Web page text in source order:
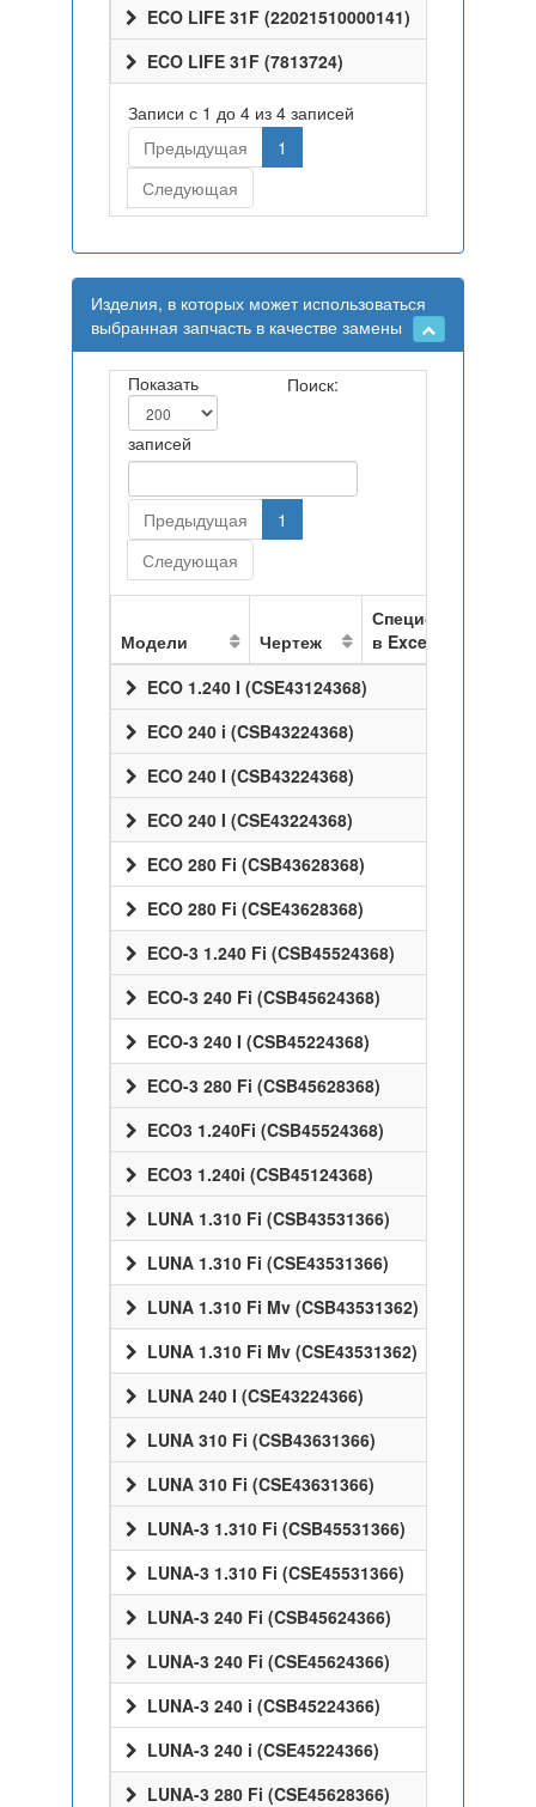
ECO LIFE 31F (22021510000141)
ECO LIFE 31F (7813724)
Записи с 1 до 4 из 4 записей
Предыдущая
1
Следующая
Изделия, в которых может использоваться
выбранная запчасть в качестве замены
Показать
записей
Поиск:
Предыдущая
1
Следующая
Модели Чертеж
Спецификация
в Excel
ECO 1.240 I (CSE43124368)
ECO 240 i (CSB43224368)
ECO 240 I (CSB43224368)
ECO 240 I (CSE43224368)
ECO 280 Fi (CSB43628368)
ECO 280 Fi (CSE43628368)
ECO-3 1.240 Fi (CSB45524368)
ECO-3 240 Fi (CSB45624368)
ECO-3 240 I (CSB45224368)
ECO-3 280 Fi (CSB45628368)
ECO3 1.240Fi (CSB45524368)
ECO3 1.240i (CSB45124368)
LUNA 1.310 Fi (CSB43531366)
LUNA 1.310 Fi (CSE43531366)
LUNA 1.310 Fi Mv (CSB43531362)
LUNA 1.310 Fi Mv (CSE43531362)
LUNA 240 I (CSE43224366)
LUNA 310 Fi (CSB43631366)
LUNA 310 Fi (CSE43631366)
LUNA-3 1.310 Fi (CSB45531366)
LUNA-3 1.310 Fi (CSE45531366)
LUNA-3 240 Fi (CSB45624366)
LUNA-3 240 Fi (CSE45624366)
LUNA-3 240 i (CSB45224366)
LUNA-3 240 i (CSE45224366)
LUNA-3 280 Fi (CSE45628366)